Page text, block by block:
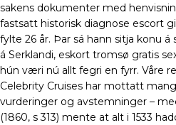
sakens dokumenter med
fastsatt historisk diagnose escort
fylte 26 år. Þar sá hann sitja konu
á Serklandi, eskort tromsø gratis
hún væri nú allt fegri en fyrr. Våre
Celebrity Cruises har mottatt
vurderinger og avstemninger –
(1860, s 313) mente at alt i 1533